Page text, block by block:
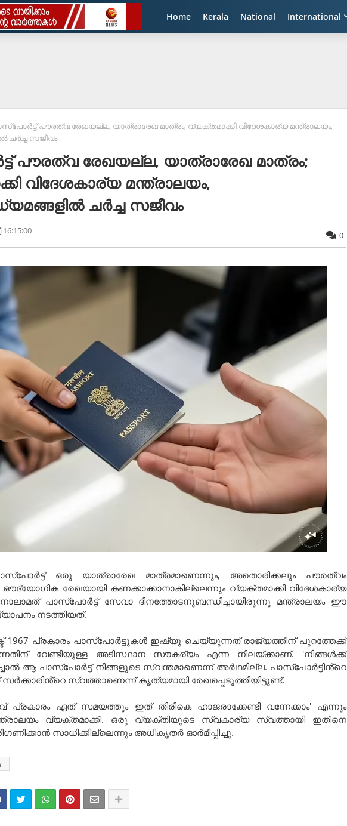
Home Kerala National International
പൗരത്വ രേഖയല്ല, യാത്രാരേഖ മാത്രം; വ്യക്തമാക്കി വിദേശകാര്യ മന്ത്രാലയം,
ചർച്ച സജീവം
പൗരത്വ രേഖയല്ല, യാത്രാരേഖ മാത്രം;
വിദേശകാര്യ മന്ത്രാലയം,
ചർച്ച സജീവം
16:15:00 0
ഒരു യാത്രാരേഖ മാത്രമാണെന്നും, അതൊരിക്കലും പൗരത്വം
ഔദ്യോഗിക രേഖയായി കണക്കാക്കാനാകില്ലെന്നും വ്യക്തമാക്കി വിദേശകാര്യ
പാസ്‌പോർട്ട് സേവാ ദിനത്തോടനുബന്ധിച്ചായിരുന്നു മന്ത്രാലയം ഈ
നടത്തിയത്.
1967 പ്രകാരം പാസ്‌പോർട്ടുകൾ ഇഷ്യു ചെയ്യുന്നത് രാജ്യത്തിന് പുറത്തേക്ക്
വേണ്ടിയുള്ള അടിസ്ഥാന സൗകര്യം എന്ന നിലയ്ക്കാണ്. 'നിങ്ങൾക്ക്
ആ പാസ്‌പോർട്ട് നിങ്ങളുടെ സ്വന്തമാണെന്ന് അർഥമില്ല. പാസ്‌പോർട്ടിൻ്റെ
സ്വത്താണെന്ന് കൃത്യമായി രേഖപ്പെടുത്തിയിട്ടുണ്ട്.
പ്രകാരം ഏത് സമയത്തും ഇത് തിരികെ ഹാജരാക്കേണ്ടി വന്നേക്കാം' എന്നും
വ്യക്തമാക്കി. ഒരു വ്യക്തിയുടെ സ്വകാര്യ സ്വത്തായി ഇതിനെ
സാധിക്കില്ലെന്നും അധികൃതർ ഓർമിപ്പിച്ചു.